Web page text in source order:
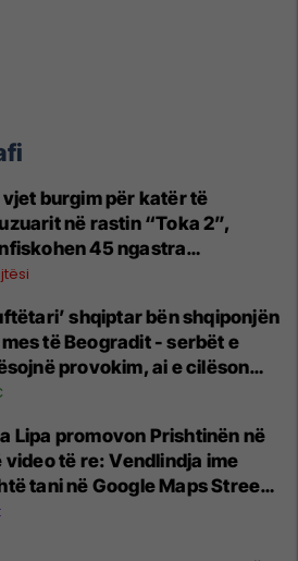
burgim për katër të
në rastin “Toka 2”,
45 ngastra
shqiptar bën shqiponjën
të Beogradit - serbët e
provokim, ai e cilëson
të identitetit
Lipa promovon Prishtinën në
video të re: Vendlindja ime
tani në Google Maps Street